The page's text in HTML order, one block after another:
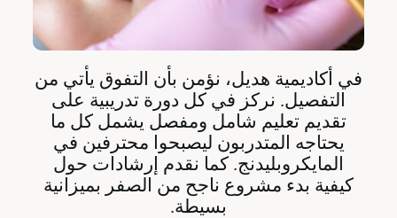
في أكاديمية هديل، نؤمن بأن التفوق يأتي من
التفصيل. نركز في كل دورة تدريبية على
تقديم تعليم شامل ومفصل يشمل كل ما
يحتاجه المتدربون ليصبحوا محترفين في
المايكروبليدنج. كما نقدم إرشادات حول
كيفية بدء مشروع ناجح من الصفر بميزانية
بسيطة.